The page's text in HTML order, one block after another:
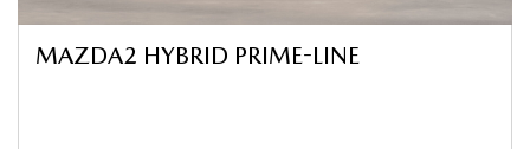
MAZDA2 HYBRID PRIME-LINE